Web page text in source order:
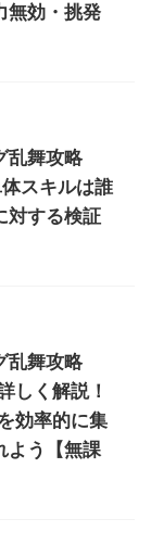
無効・挑発
乱舞攻略
スキルは誰
する検証
乱舞攻略
しく解説！
効率的に集
よう【無課